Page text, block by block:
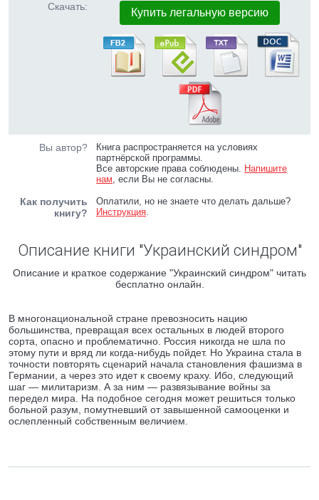
Скачать: Купить легальную версию
Вы автор?
Книга распространяется на условиях
партнёрской программы.
Все авторские права соблюдены. Напишите
нам, если Вы не согласны.
Как получить
книгу?
Оплатили, но не знаете что делать дальше?
Инструкция.
Описание книги "Украинский синдром"
Описание и краткое содержание "Украинский синдром" читать
бесплатно онлайн.
В многонациональной стране превозносить нацию
большинства, превращая всех остальных в людей второго
сорта, опасно и проблематично. Россия никогда не шла по
этому пути и вряд ли когда-нибудь пойдет. Но Украина стала в
точности повторять сценарий начала становления фашизма в
Германии, а через это идет к своему краху. Ибо, следующий
шаг — милитаризм. А за ним — развязывание войны за
передел мира. На подобное сегодня может решиться только
больной разум, помутневший от завышенной самооценки и
ослепленный собственным величием.